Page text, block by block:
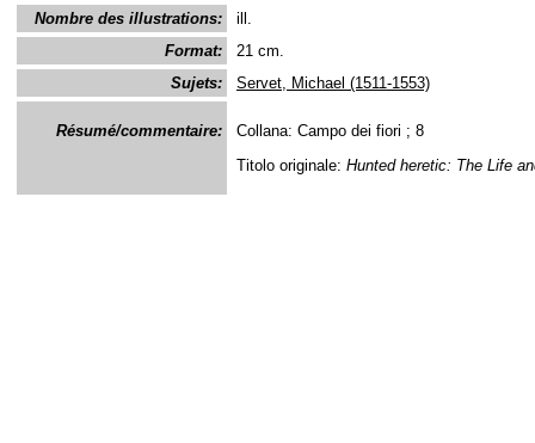
Nombre des illustrations:
ill.
Format:
21 cm.
Sujets:
Servet, Michael (1511-1553)
Résumé/commentaire:
Collana: Campo dei fiori ; 8
Titolo originale: Hunted heretic: The Life